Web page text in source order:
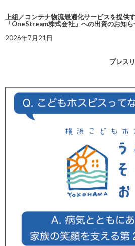
上組／コンテナ物流最適化サービスを提供
「OneStream株式会社」への出資のお知ら
2026年7月21日
プレス